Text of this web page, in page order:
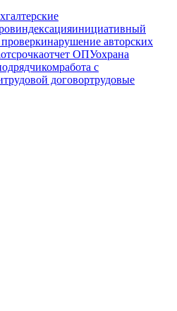
индексацияинициативный
нарушение авторских
отсрочкаотчет ОПУохрана
работа с
трудовой договортрудовые